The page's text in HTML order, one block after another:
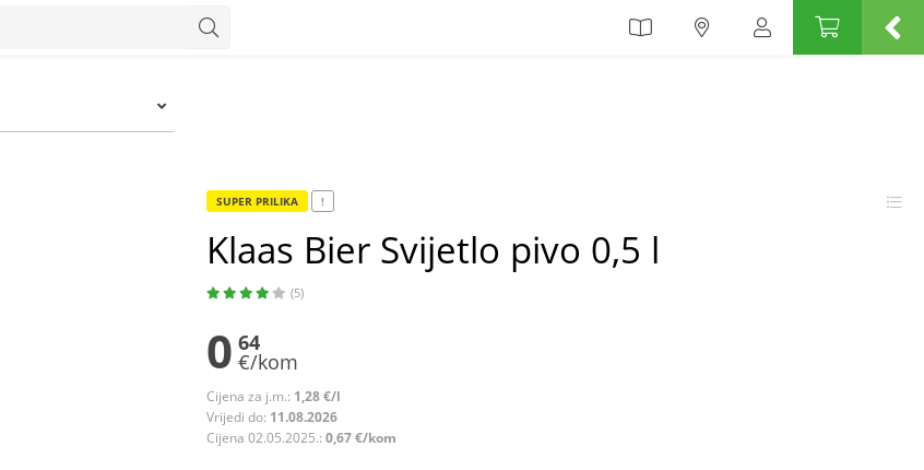
SUPER PRILIKA !
Klaas Bier Svijetlo pivo 0,5 l
(5)
0 64
€/kom
Cijena za j.m.: 1,28 €/l
Vrijedi do: 11.08.2026
Cijena 02.05.2025.: 0,67 €/kom